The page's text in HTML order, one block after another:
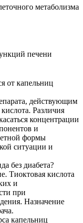
метаболизма
печени
от капельниц
действующим
Различия
концентрации
и
формы
ситуации и
без диабета?
Тиоктовая кислота
и
при
Назначение
капельниц